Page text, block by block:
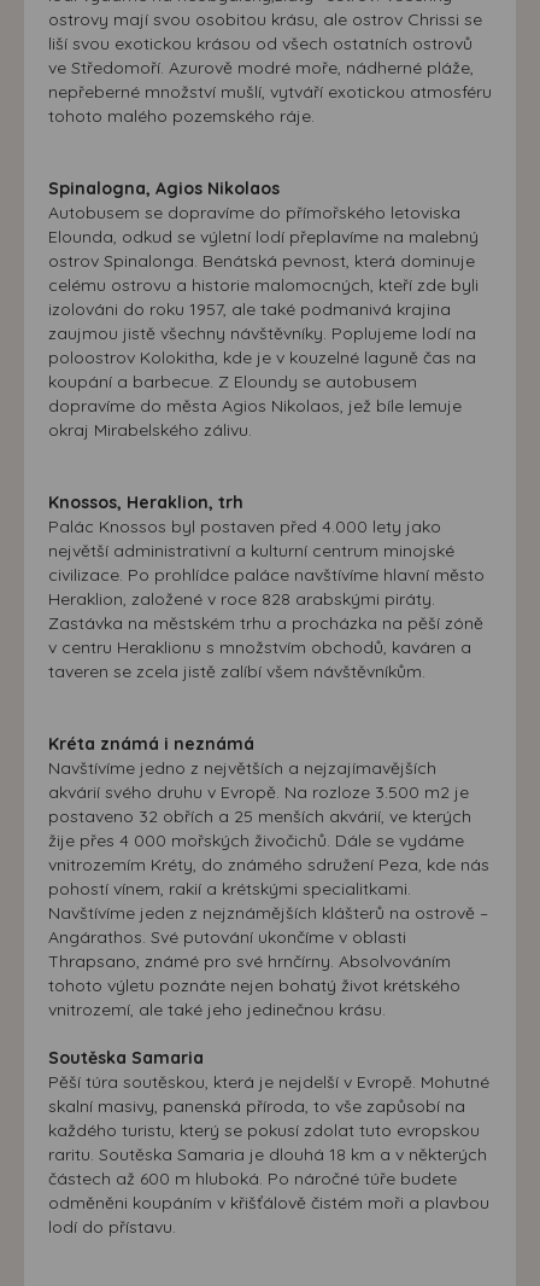
ostrovy mají svou osobitou krásu, ale ostrov Chrissi se
liší svou exotickou krásou od všech ostatních ostrovů
ve Středomoří. Azurově modré moře, nádherné pláže,
nepřeberné množství mušlí, vytváří exotickou atmosféru
tohoto malého pozemského ráje.
Spinalogna, Agios Nikolaos
Autobusem se dopravíme do přímořského letoviska
Elounda, odkud se výletní lodí přeplavíme na malebný
ostrov Spinalonga. Benátská pevnost, která dominuje
celému ostrovu a historie malomocných, kteří zde byli
izolováni do roku 1957, ale také podmanivá krajina
zaujmou jistě všechny návštěvníky. Poplujeme lodí na
poloostrov Kolokitha, kde je v kouzelné laguně čas na
koupání a barbecue. Z Eloundy se autobusem
dopravíme do města Agios Nikolaos, jež bíle lemuje
okraj Mirabelského zálivu.
Knossos, Heraklion, trh
Palác Knossos byl postaven před 4.000 lety jako
největší administrativní a kulturní centrum minojské
civilizace. Po prohlídce paláce navštívíme hlavní město
Heraklion, založené v roce 828 arabskými piráty.
Zastávka na městském trhu a procházka na pěší zóně
v centru Heraklionu s množstvím obchodů, kaváren a
taveren se zcela jistě zalíbí všem návštěvníkům.
Kréta známá i neznámá
Navštívíme jedno z největších a nejzajímavějších
akvárií svého druhu v Evropě. Na rozloze 3.500 m2 je
postaveno 32 obřích a 25 menších akvárií, ve kterých
žije přes 4 000 mořských živočichů. Dále se vydáme
vnitrozemím Kréty, do známého sdružení Peza, kde nás
pohostí vínem, rakií a krétskými specialitkami.
Navštívíme jeden z nejznámějších klášterů na ostrově –
Angárathos. Své putování ukončíme v oblasti
Thrapsano, známé pro své hrnčírny. Absolvováním
tohoto výletu poznáte nejen bohatý život krétského
vnitrozemí, ale také jeho jedinečnou krásu.
Soutěska Samaria
Pěší túra soutěskou, která je nejdelší v Evropě. Mohutné
skalní masivy, panenská příroda, to vše zapůsobí na
každého turistu, který se pokusí zdolat tuto evropskou
raritu. Soutěska Samaria je dlouhá 18 km a v některých
částech až 600 m hluboká. Po náročné túře budete
odměněni koupáním v křišťálově čistém moři a plavbou
lodí do přístavu.